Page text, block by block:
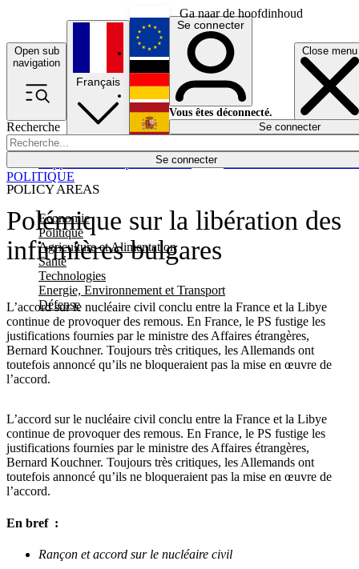
Ga naar de hoofdinhoud
Open sub
navigation
Close menu
Recherche
Se connecter
POLICY AREAS
Economie
Politique
Agriculture et Alimentation
Santé
Technologies
Energie, Environnement et Transport
Défense
Économie
Français
English
Deutsch
Español
Se connecter
Vous êtes déconnecté.
Se connecter
Polémique sur la libération des
infirmières bulgares
L’accord sur le nucléaire civil conclu entre la France et la Libye
continue de provoquer des remous. En France, le PS fustige les
justifications fournies par le ministre des Affaires étrangères,
Bernard Kouchner. Toujours très critiques, les Allemands ont
toutefois annoncé qu’ils ne bloqueraient pas la mise en œuvre de
l’accord.
POLITIQUE
L’accord sur le nucléaire civil conclu entre la France et la Libye
continue de provoquer des remous. En France, le PS fustige les
justifications fournies par le ministre des Affaires étrangères,
Bernard Kouchner. Toujours très critiques, les Allemands ont
toutefois annoncé qu’ils ne bloqueraient pas la mise en œuvre de
l’accord.
En bref :
Rançon et accord sur le nucléaire civil